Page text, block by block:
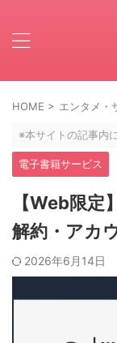
HOME > エンタメ・
※本サイトの記事内
電子書籍サービス
【Web限定
解約・アカ
2026年6月14日